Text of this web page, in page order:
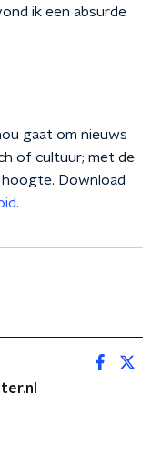
ik een absurde
gaat om nieuws
of cultuur; met de
hoogte. Download
.